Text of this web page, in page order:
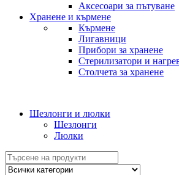
Аксесоари за пътуване
Хранене и кърмене
Кърмене
Лигавници
Прибори за хранене
Стерилизатори и
Столчета за хранене
Шезлонги и люлки
Шезлонги
Люлки
Search
for: